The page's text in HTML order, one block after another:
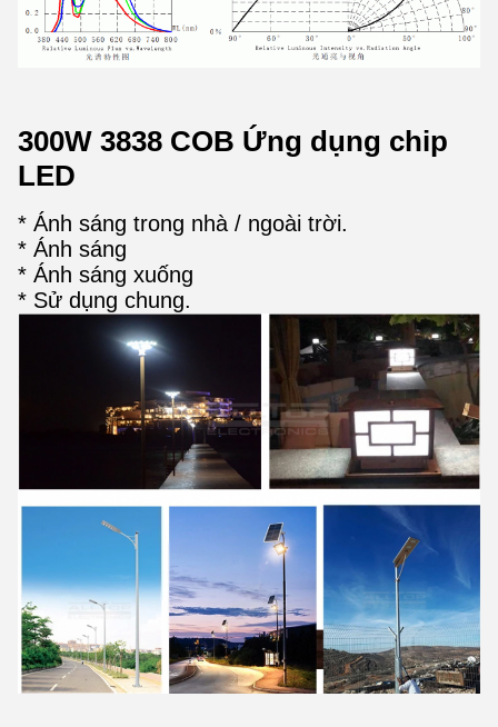
300W 3838 COB Ứng dụng chip
LED
* Ánh sáng trong nhà / ngoài trời.
* Ánh sáng
* Ánh sáng xuống
* Sử dụng chung.